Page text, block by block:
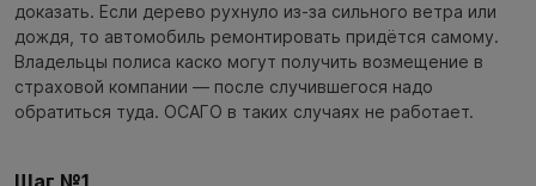
доказать. Если дерево рухнуло из-за сильного ветра или
дождя, то автомобиль ремонтировать придётся самому.
Владельцы полиса каско могут получить возмещение в
страховой компании — после случившегося надо
обратиться туда. ОСАГО в таких случаях не работает.
Шаг №1